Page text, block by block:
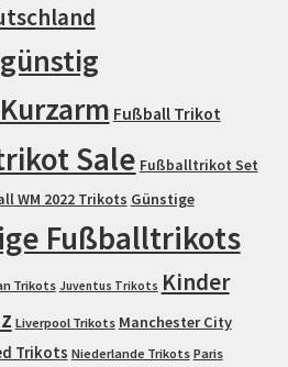
Fußball Trikot
Sale Fußballtrikot Set
WM 2022 Trikots Günstige
Fußballtrikots
Trikots Juventus Trikots Kinder
Liverpool Trikots Manchester City
Trikots Niederlande Trikots Paris